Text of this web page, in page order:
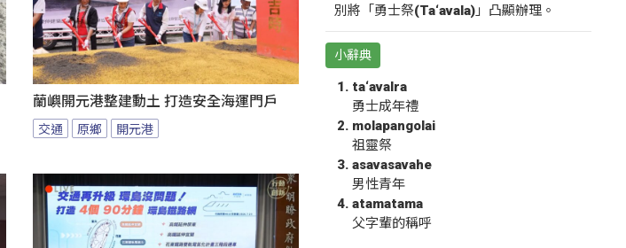
蘭嶼開元港整建動土 打造安全海運門戶
交通 原鄉 開元港
別將「勇士祭(Ta‘avala)」凸顯辦理。
小辭典
ta‘avalra
勇士成年禮
molapangolai
祖靈祭
asavasavahe
男性青年
atamatama
父字輩的稱呼